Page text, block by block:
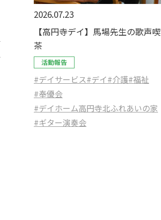
2026.07.23
【高円寺デイ】馬場先生の歌声喫
茶
活動報告
#デイサービス#デイ#介護#福祉
#奉優会
#デイホーム高円寺北ふれあいの家
#ギター演奏会